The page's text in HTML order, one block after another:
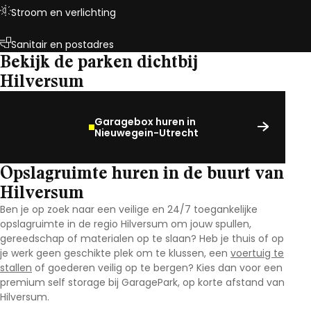
Stroom en verlichting
Sanitair en postadres
Bekijk de parken dichtbij
Hilversum
Garagebox huren in
Nieuwegein-Utrecht
Opslagruimte huren in de buurt van
Hilversum
Ben je op zoek naar een veilige en 24/7 toegankelijke
opslagruimte in de regio Hilversum om jouw spullen,
gereedschap of materialen op te slaan? Heb je thuis of op
je werk geen geschikte plek om te klussen, een voertuig te
stallen of goederen veilig op te bergen? Kies dan voor een
premium self storage bij GaragePark, op korte afstand van
Hilversum.